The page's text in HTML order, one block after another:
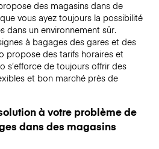
des magasins dans de
vous ayez toujours la possibilité
dans un environnement sûr.
à bagages des gares et des
propose des tarifs horaires et
s’efforce de toujours offrir des
et bon marché près de
à votre problème de
dans des magasins